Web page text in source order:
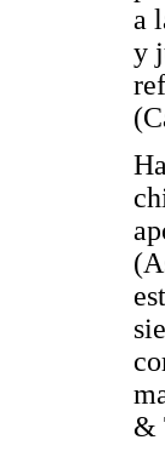
a
y
&